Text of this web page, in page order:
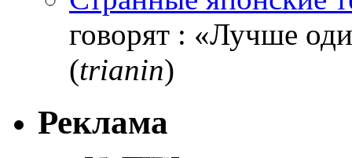
говорят : «Лучше
(trianin)
Реклама